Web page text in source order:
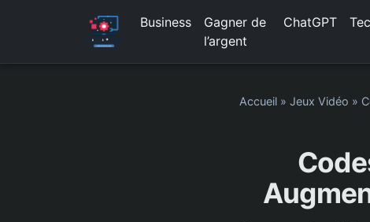
Business
Gagner de
l’argent
ChatGPT
Accueil » Jeux Vidéo »